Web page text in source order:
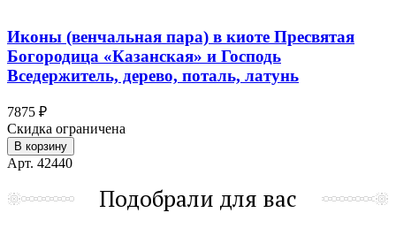
Иконы (венчальная пара) в киоте Пресвятая
Богородица «Казанская» и Господь
Вседержитель, дерево, поталь, латунь
7875 ₽
Скидка ограничена
В корзину
Арт. 42440
Подобрали для вас